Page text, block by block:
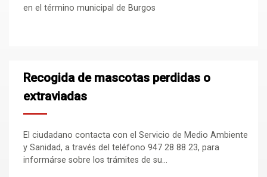
en el término municipal de Burgos
Recogida de mascotas perdidas o
extraviadas
El ciudadano contacta con el Servicio de Medio Ambiente
y Sanidad, a través del teléfono 947 28 88 23, para
informárse sobre los trámites de su...